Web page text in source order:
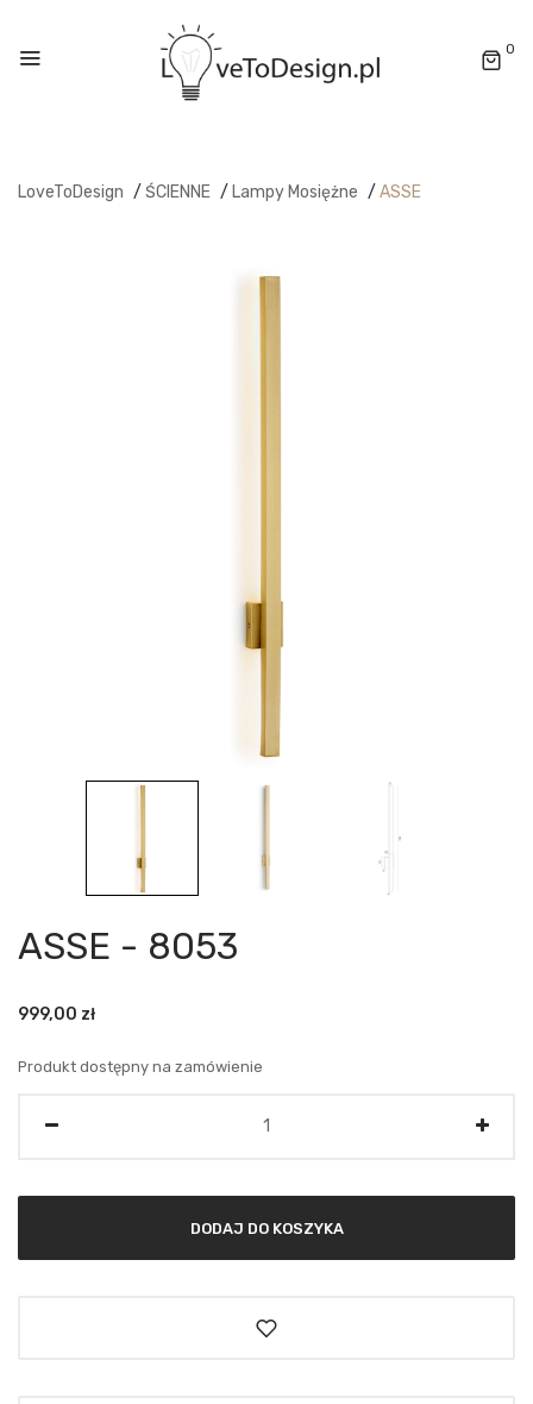
0
LoveToDesign / ŚCIENNE / Lampy Mosiężne / ASSE
ASSE - 8053
999,00 zł
Produkt dostępny na zamówienie
DODAJ DO KOSZYKA